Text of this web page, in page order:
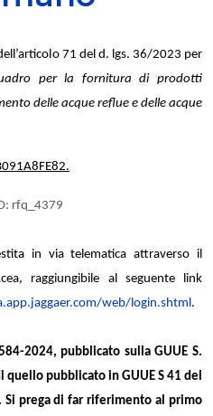
71 del d. lgs. 36/2023 per
per la fornitura di prodotti
delle acque reflue e delle acque
rfq_4379
in via telematica attraverso il
raggiungibile al seguente link
web/login.shtml.
2024, pubblicato sulla GUUE S.
pubblicato in GUUE S 41 del
prega di far riferimento al primo